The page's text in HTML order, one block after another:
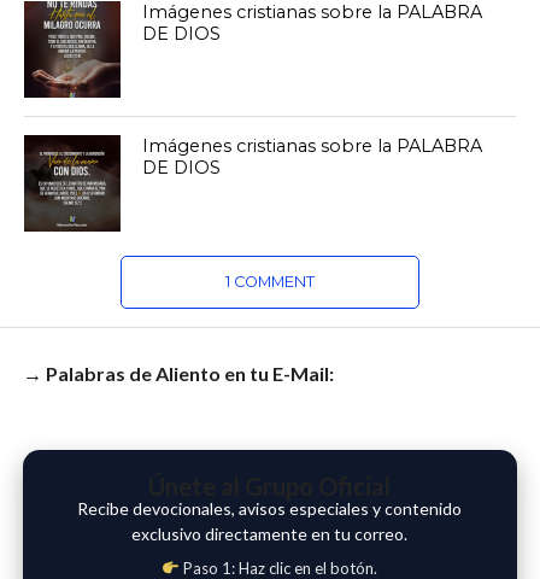
Imágenes cristianas sobre la PALABRA
DE DIOS
Imágenes cristianas sobre la PALABRA
DE DIOS
1 COMMENT
→ Palabras de Aliento en tu E-Mail:
Recibe devocionales, avisos especiales y contenido
exclusivo directamente en tu correo.
Paso 1: Haz clic en el botón.